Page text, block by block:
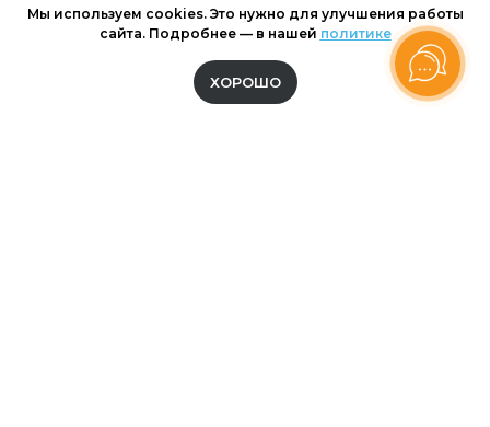
Мы используем cookies. Это нужно для улучшения работы
сайта. Подробнее — в нашей политике
ХОРОШО